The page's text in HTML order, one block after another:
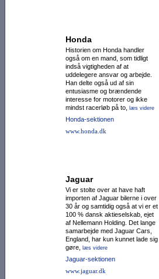
Honda
Historien om Honda handler
også om en mand, som tidligt
indså vigtigheden af at
uddelegere ansvar og arbejde.
Han delte også ud af sin
entusiasme og brændende
interesse for motorer og ikke
mindst racerløb på to,
læs videre
Honda-sektionen
www.honda.dk
Jaguar
Vi er stolte over at have haft
importen af Jaguar bilerne i over
30 år og samtidig også at vi er et
100 % dansk aktieselskab, ejet
af Nellemann Holding. Det lange
samarbejde med Jaguar Cars,
England, har kun kunnet lade sig
gøre,
læs videre
Jaguar-sektionen
www.jaguar.dk